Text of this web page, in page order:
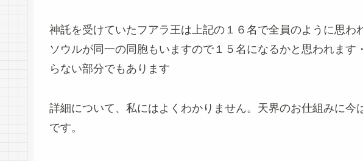
神託を受けていたフアラ王は上記の１６名で全員のように思わ
ソウルが同一の同胞もいますので１５名になるかと思われま
らない部分でもあります
詳細について、私にはよくわかりません。天界のお仕組みに今
です。